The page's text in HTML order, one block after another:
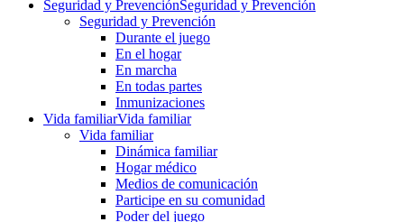
Seguridad y PrevenciónSeguridad y Prevención
Seguridad y Prevención
Durante el juego
En el hogar
En marcha
En todas partes
Inmunizaciones
Vida familiarVida familiar
Vida familiar
Dinámica familiar
Hogar médico
Medios de comunicación
Participe en su comunidad
Poder del juego